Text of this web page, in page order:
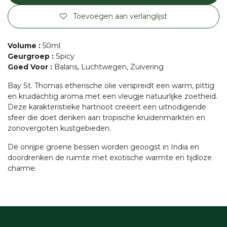
Toevoegen aan verlanglijst
Volume : 50ml
Geurgroep : Spicy
Goed Voor : Balans, Luchtwegen, Zuivering
Bay St. Thomas etherische olie verspreidt een warm, pittig
en kruidachtig aroma met een vleugje natuurlijke zoetheid.
Deze karakteristieke hartnoot creëert een uitnodigende
sfeer die doet denken aan tropische kruidenmarkten en
zonovergoten kustgebieden.
De onrijpe groene bessen worden geoogst in India en
doordrenken de ruimte met exotische warmte en tijdloze
charme.